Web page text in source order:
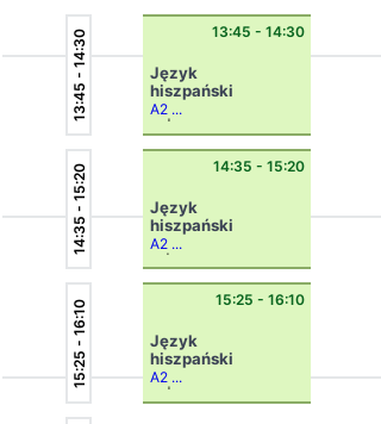
13:45 - 14:30
14:35 - 15:20
15:25 - 16:10
13:45 - 14:30
Język
hiszpański
A2 ...
7b|gh
14:35 - 15:20
Język
hiszpański
A2 ...
7e|gh
15:25 - 16:10
Język
hiszpański
A2 ...
8h|Z